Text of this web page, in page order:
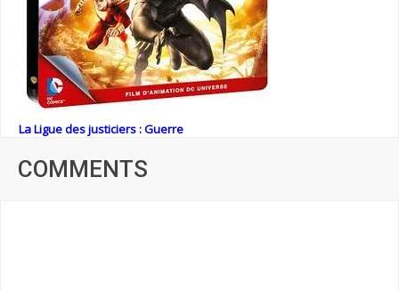
La Ligue des justiciers : Guerre
COMMENTS